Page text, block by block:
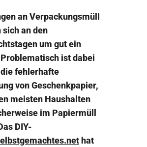
an Verpackungsmüll
sich an den
um gut ein
ist dabei
fehlerhafte
von Geschenkpapier,
meisten Haushalten
im Papiermüll
DIY-
hat